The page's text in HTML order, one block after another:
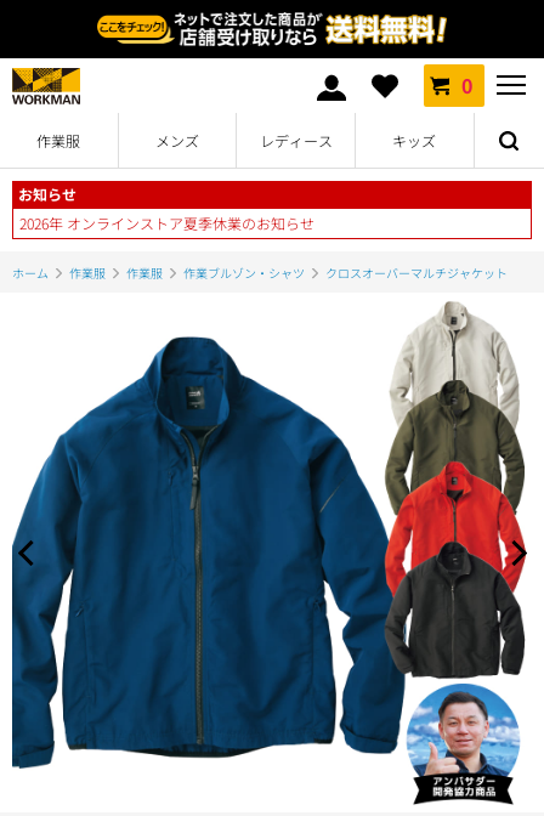
0
作業服 メンズ レディース キッズ
お知らせ
2026年 オンラインストア夏季休業のお知らせ
ホーム 作業服 作業服 作業ブルゾン・シャツ クロスオーバーマルチジャケット